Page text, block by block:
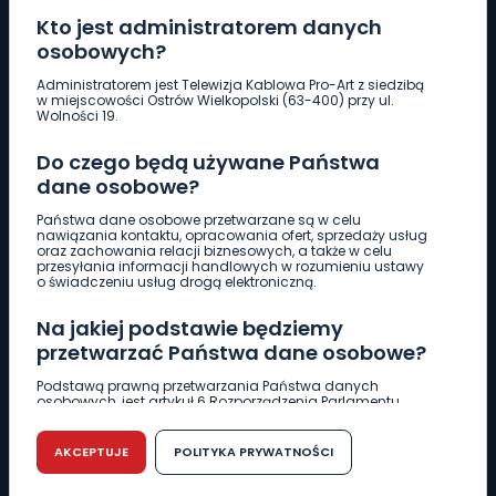
Kto jest administratorem danych
osobowych?
Administratorem jest Telewizja Kablowa Pro-Art z siedzibą
w miejscowości Ostrów Wielkopolski (63-400) przy ul.
Wolności 19.
Do czego będą używane Państwa
dane osobowe?
Państwa dane osobowe przetwarzane są w celu
nawiązania kontaktu, opracowania ofert, sprzedaży usług
oraz zachowania relacji biznesowych, a także w celu
przesyłania informacji handlowych w rozumieniu ustawy
o świadczeniu usług drogą elektroniczną.
Na jakiej podstawie będziemy
przetwarzać Państwa dane osobowe?
Podstawą prawną przetwarzania Państwa danych
osobowych, jest artykuł 6 Rozporządzenia Parlamentu
r. w sprawie ochrony osób fizycznych w związku z
przetwarzaniem danych osobowych w sprawie
swobodnego przepływu takich danych oraz uchylenia
dyrektywy 95/46/WE (RODO).
AKCEPTUJE POLITYKA PRYWATNOŚCI
Pobierz logotyp
661 997 997
REDAKCJA
62 735 22 22redakcja@wlkp24.info
DZIAŁ REKLAMY
62 735 01 85 reklama@wlkp24.info
WIADOMOŚCI
CIEKAWOSTKI